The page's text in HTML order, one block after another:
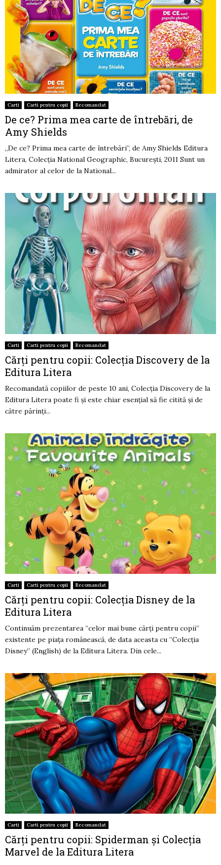
Carti Carti pentru copii Recomandat
De ce? Prima mea carte de întrebări, de
Amy Shields
„De ce? Prima mea carte de întrebări”, de Amy Shields Editura
Litera, Colecţia National Geographic, Bucureşti, 2011 Sunt un
admirator al celor de la National...
Carti Carti pentru copii Recomandat
Cărți pentru copii: Colecția Discovery de la
Editura Litera
Recomandată copiilor de peste 10 ani, Colecția Discovery de la
Editura Litera poate fi și este chiar esențial să fie citită și de
către părinți...
Carti Carti pentru copii Recomandat
Cărți pentru copii: Colecția Disney de la
Editura Litera
Continuăm prezentarea ”celor mai bune cărți pentru copii”
existente pe piața românească, de data aceasta cu ”Colecția
Disney” (English) de la Editura Litera. Din cele...
Carti Carti pentru copii Recomandat
Cărți pentru copii: Spiderman și Colecția
Marvel de la Editura Litera